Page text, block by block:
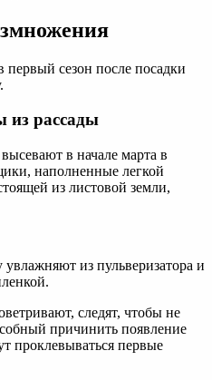
первый сезон после посадки
из рассады
в начале марта в
наполненные легкой
из листовой земли,
из пульверизатора и
следят, чтобы не
причинить появление
проклевываться первые